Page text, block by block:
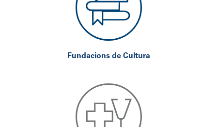
Fundacions de Cultura